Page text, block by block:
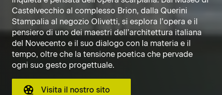
Castelvecchio al complesso Brion, dalla Querini
Stampalia al negozio Olivetti, si esplora l’opera e il
pensiero di uno dei maestri dell’architettura italiana
del Novecento e il suo dialogo con la materia e il
tempo, oltre che la tensione poetica che pervade
ogni suo gesto progettuale.
Visita il nostro sito